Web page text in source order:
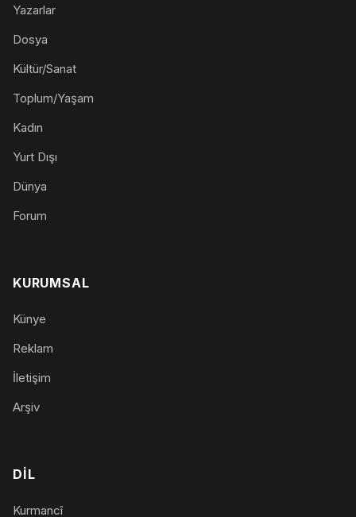
Yazarlar
Dosya
Kültür/Sanat
Toplum/Yaşam
Kadın
Yurt Dışı
Dünya
Forum
KURUMSAL
Künye
Reklam
İletişim
Arşiv
DIL
Kurmancî